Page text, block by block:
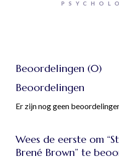
Beoordelingen (0)
Beoordelingen
Er zijn nog geen
Wees de eerste om
Brené Brown” te